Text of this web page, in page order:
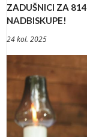
ZADUŠNICI ZA
NADBISKUPE!
24 kol. 2025